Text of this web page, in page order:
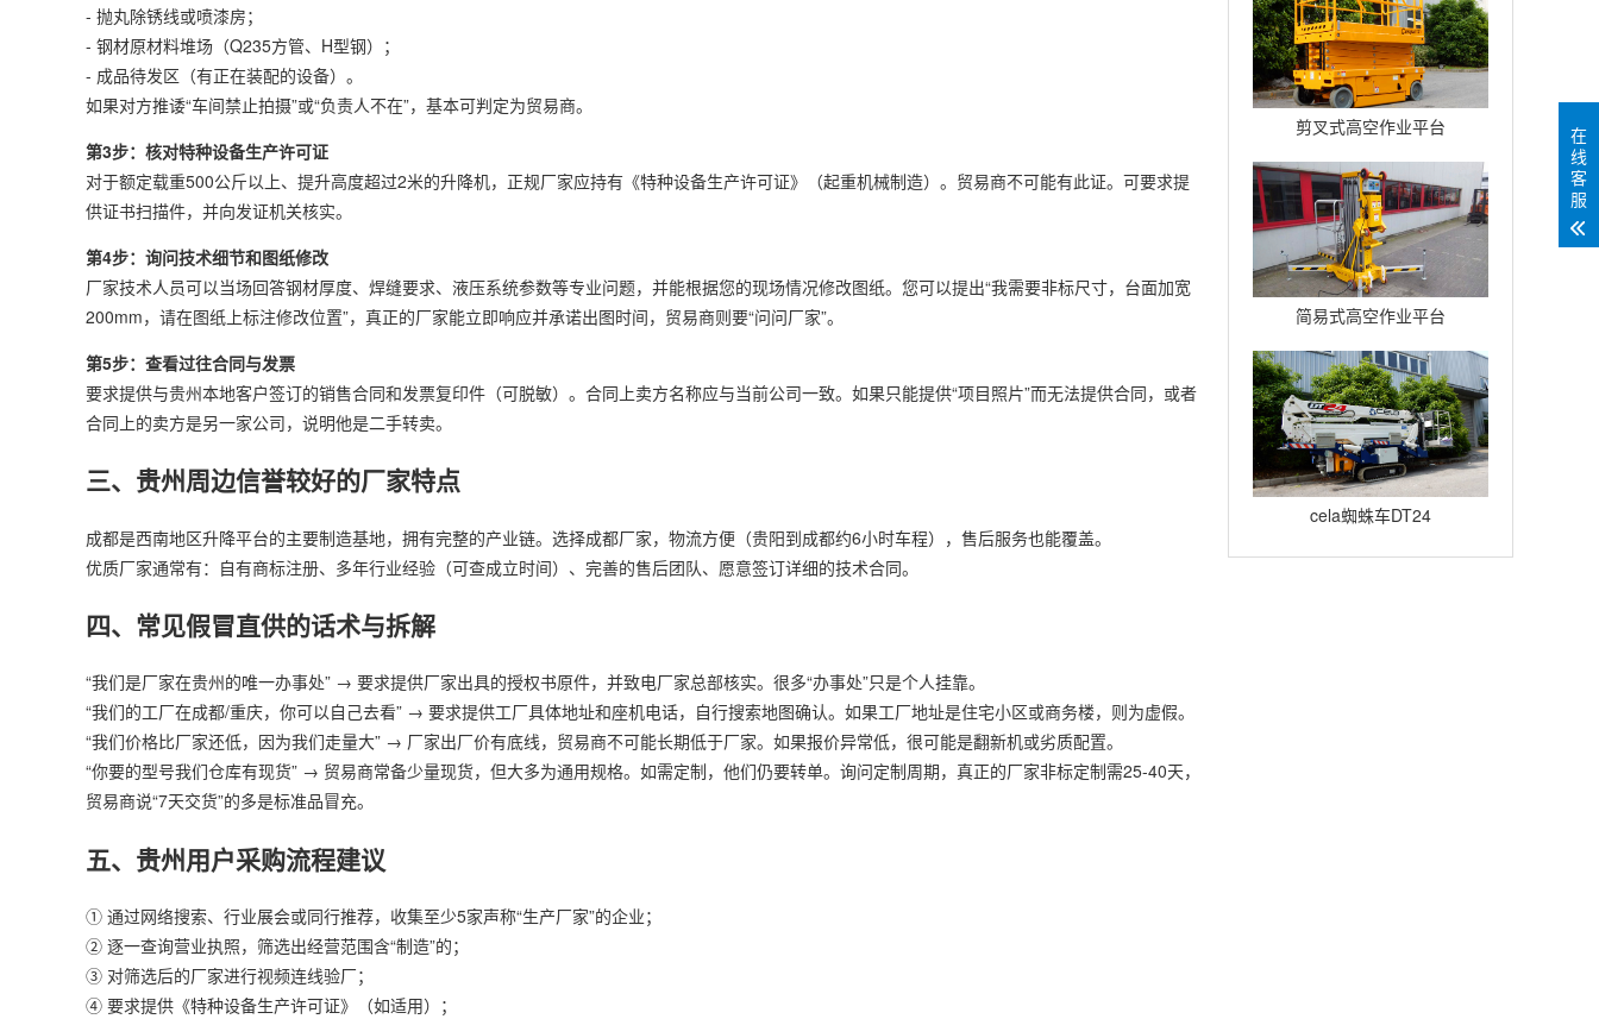
剪叉式高空作业平台
Compact12
简易式高空作业平台
Quickup7
cela蜘蛛车DT24
- 抛丸除锈线或喷漆房；
- 钢材原材料堆场（Q235方管、H型钢）；
- 成品待发区（有正在装配的设备）。
如果对方推诿“车间禁止拍摄”或“负责人不在”，基本可判定为贸易商。
第3步：核对特种设备生产许可证
对于额定载重500公斤以上、提升高度超过2米的升降机，正规厂家应持有《特种设备生产许可证》（起重机械制造）。贸易商不可能有此证。可要求提
供证书扫描件，并向发证机关核实。
第4步：询问技术细节和图纸修改
厂家技术人员可以当场回答钢材厚度、焊缝要求、液压系统参数等专业问题，并能根据您的现场情况修改图纸。您可以提出“我需要非标尺寸，台面加宽
200mm，请在图纸上标注修改位置”，真正的厂家能立即响应并承诺出图时间，贸易商则要“问问厂家”。
第5步：查看过往合同与发票
要求提供与贵州本地客户签订的销售合同和发票复印件（可脱敏）。合同上卖方名称应与当前公司一致。如果只能提供“项目照片”而无法提供合同，或者
合同上的卖方是另一家公司，说明他是二手转卖。
三、贵州周边信誉较好的厂家特点
成都是西南地区升降平台的主要制造基地，拥有完整的产业链。选择成都厂家，物流方便（贵阳到成都约6小时车程），售后服务也能覆盖。
优质厂家通常有：自有商标注册、多年行业经验（可查成立时间）、完善的售后团队、愿意签订详细的技术合同。
四、常见假冒直供的话术与拆解
“我们是厂家在贵州的唯一办事处” → 要求提供厂家出具的授权书原件，并致电厂家总部核实。很多“办事处”只是个人挂靠。
“我们的工厂在成都/重庆，你可以自己去看” → 要求提供工厂具体地址和座机电话，自行搜索地图确认。如果工厂地址是住宅小区或商务楼，则为虚假。
“我们价格比厂家还低，因为我们走量大” → 厂家出厂价有底线，贸易商不可能长期低于厂家。如果报价异常低，很可能是翻新机或劣质配置。
“你要的型号我们仓库有现货” → 贸易商常备少量现货，但大多为通用规格。如需定制，他们仍要转单。询问定制周期，真正的厂家非标定制需25-40天，
贸易商说“7天交货”的多是标准品冒充。
五、贵州用户采购流程建议
① 通过网络搜索、行业展会或同行推荐，收集至少5家声称“生产厂家”的企业；
② 逐一查询营业执照，筛选出经营范围含“制造”的；
③ 对筛选后的厂家进行视频连线验厂；
④ 要求提供《特种设备生产许可证》（如适用）；
在
线
客
服